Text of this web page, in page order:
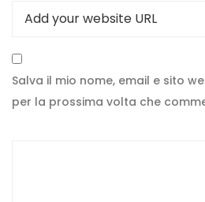
Salva il mio nome, email e sito
per la prossima volta che